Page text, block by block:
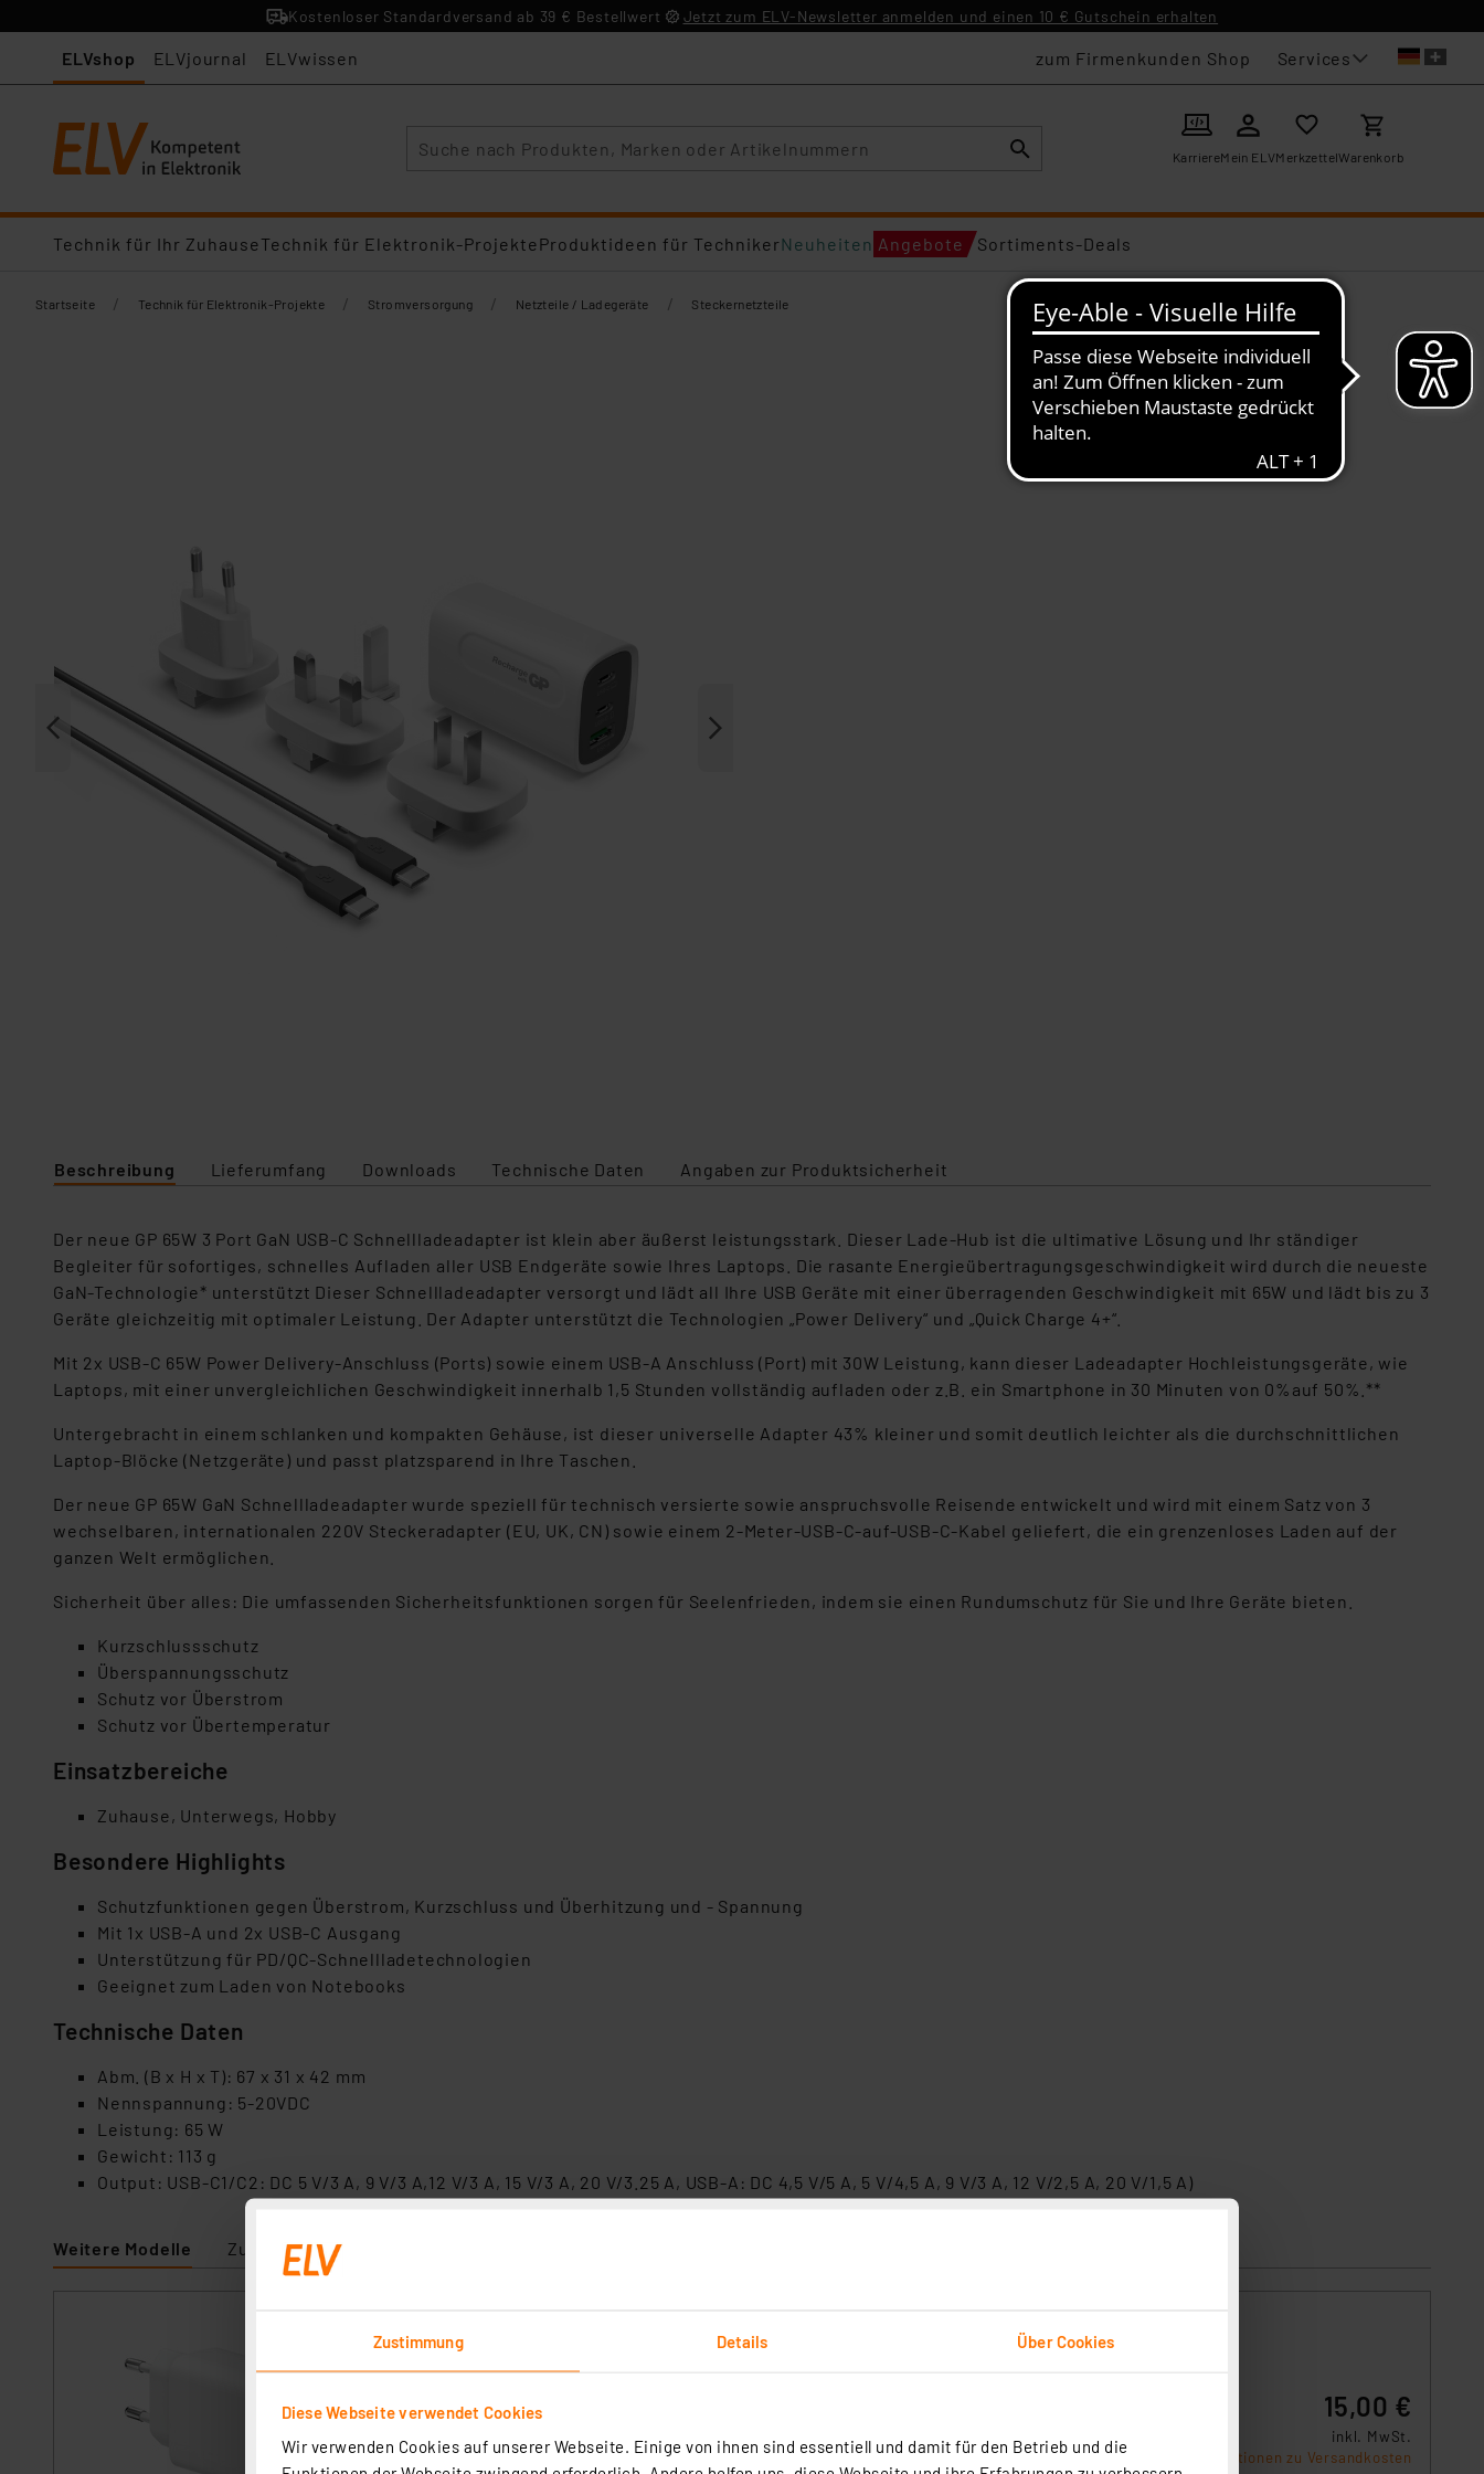
Zustimmung Details Über Cookies
Diese Webseite verwendet Cookies
Wir verwenden Cookies auf unserer Webseite. Einige von ihnen sind essentiell und damit für den Betrieb und die
Kostenloser Standardversand ab 39 € Bestellwert Jetzt zum ELV-Newsletter anmelden und einen 10 € Gutschein erhalten
ELVshop ELVjournal ELVwissen zum Firmenkunden Shop Services
KarriereMein ELVMerkzettelWarenkorb
Technik für Ihr ZuhauseTechnik für Elektronik-ProjekteProduktideen für TechnikerNeuheiten Angebote Sortiments-Deals
Startseite / Technik für Elektronik-Projekte / Stromversorgung / Netzteile / Ladegeräte / Steckernetzteile
Beschreibung Lieferumfang Downloads Technische Daten Angaben zur Produktsicherheit
Der neue GP 65W 3 Port GaN USB-C Schnellladeadapter ist klein aber äußerst leistungsstark. Dieser Lade-Hub ist die ultimative Lösung und Ihr ständiger
Begleiter für sofortiges, schnelles Aufladen aller USB Endgeräte sowie Ihres Laptops. Die rasante Energieübertragungsgeschwindigkeit wird durch die neueste
GaN-Technologie* unterstützt Dieser Schnellladeadapter versorgt und lädt all Ihre USB Geräte mit einer überragenden Geschwindigkeit mit 65W und lädt bis zu 3
Geräte gleichzeitig mit optimaler Leistung. Der Adapter unterstützt die Technologien „Power Delivery“ und „Quick Charge 4+“.
Mit 2x USB-C 65W Power Delivery-Anschluss (Ports) sowie einem USB-A Anschluss (Port) mit 30W Leistung, kann dieser Ladeadapter Hochleistungsgeräte, wie
Laptops, mit einer unvergleichlichen Geschwindigkeit innerhalb 1,5 Stunden vollständig aufladen oder z.B. ein Smartphone in 30 Minuten von 0%auf 50%.**
Untergebracht in einem schlanken und kompakten Gehäuse, ist dieser universelle Adapter 43% kleiner und somit deutlich leichter als die durchschnittlichen
Laptop-Blöcke (Netzgeräte) und passt platzsparend in Ihre Taschen.
Der neue GP 65W GaN Schnellladeadapter wurde speziell für technisch versierte sowie anspruchsvolle Reisende entwickelt und wird mit einem Satz von 3
wechselbaren, internationalen 220V Steckeradapter (EU, UK, CN) sowie einem 2-Meter-USB-C-auf-USB-C-Kabel geliefert, die ein grenzenloses Laden auf der
ganzen Welt ermöglichen.
Sicherheit über alles: Die umfassenden Sicherheitsfunktionen sorgen für Seelenfrieden, indem sie einen Rundumschutz für Sie und Ihre Geräte bieten.
Kurzschlussschutz
Überspannungsschutz
Schutz vor Überstrom
Schutz vor Übertemperatur
Einsatzbereiche
Zuhause, Unterwegs, Hobby
Besondere Highlights
Schutzfunktionen gegen Überstrom, Kurzschluss und Überhitzung und - Spannung
Mit 1x USB-A und 2x USB-C Ausgang
Unterstützung für PD/QC-Schnellladetechnologien
Geeignet zum Laden von Notebooks
Technische Daten
Abm. (B x H x T): 67 x 31 x 42 mm
Nennspannung: 5-20VDC
Leistung: 65 W
Gewicht: 113 g
Output: USB-C1/C2: DC 5 V/3 A, 9 V/3 A,12 V/3 A, 15 V/3 A, 20 V/3.25 A, USB-A: DC 4,5 V/5 A, 5 V/4,5 A, 9 V/3 A, 12 V/2,5 A, 20 V/1,5 A)
Weitere Modelle Zubehör
Artikel-Nr. 258013
sofort versandfertig - Lieferzeit: 1-2 Werktage²
15,00 €
inkl. MwSt.
Informationen zu Versandkosten